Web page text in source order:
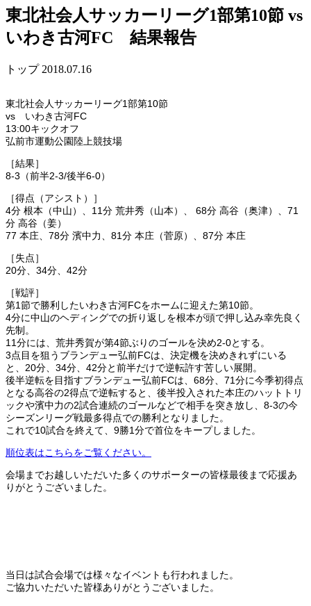
東北社会人サッカーリーグ1部第10節 vs
いわき古河FC 結果報告
トップ 2018.07.16
東北社会人サッカーリーグ1部第10節
vs いわき古河FC
13:00キックオフ
弘前市運動公園陸上競技場
［結果］
8-3（前半2-3/後半6-0）
［得点（アシスト）］
4分 根本（中山）、11分 荒井秀（山本）、 68分 高谷（奥津）、71
分 高谷（姜）
77 本庄、78分 濱中力、81分 本庄（菅原）、87分 本庄
［失点］
20分、34分、42分
［戦評］
第1節で勝利したいわき古河FCをホームに迎えた第10節。
4分に中山のヘディングでの折り返しを根本が頭で押し込み幸先良く
先制。
11分には、荒井秀賀が第4節ぶりのゴールを決め2-0とする。
3点目を狙うブランデュー弘前FCは、決定機を決めきれずにいる
と、20分、34分、42分と前半だけで逆転許す苦しい展開。
後半逆転を目指すブランデュー弘前FCは、68分、71分に今季初得点
となる高谷の2得点で逆転すると、後半投入された本庄のハットトリ
ックや濱中力の2試合連続のゴールなどで相手を突き放し、8-3の今
シーズンリーグ戦最多得点での勝利となりました。
これで10試合を終えて、9勝1分で首位をキープしました。
順位表はこちらをご覧ください。
会場までお越しいただいた多くのサポーターの皆様最後まで応援あ
りがとうございました。
当日は試合会場では様々なイベントも行われました。
ご協力いただいた皆様ありがとうございました。